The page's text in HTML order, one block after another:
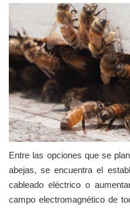
Entre las opciones que se
abejas, se encuentra el
cableado eléctrico o
campo electromagnético de